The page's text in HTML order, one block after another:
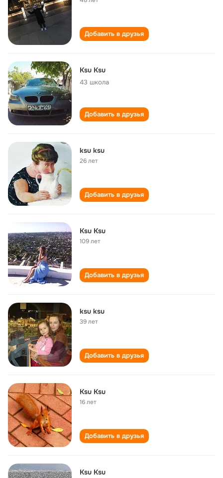
Добавить в друзья
Ksu Ksu
43 школа
Добавить в друзья
ksu ksu
26 лет
Добавить в друзья
Ksu Ksu
109 лет
Добавить в друзья
ksu ksu
39 лет
Добавить в друзья
Ksu Ksu
16 лет
Добавить в друзья
Ksu Ksu